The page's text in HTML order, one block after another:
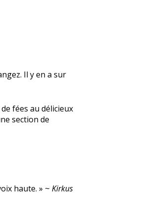
Il y en a sur
fées au délicieux
section de
haute. » ~ Kirkus